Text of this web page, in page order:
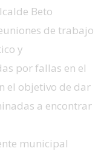
Beto
de trabajo
y
por fallas en el
el objetivo de dar
a encontrar
municipal